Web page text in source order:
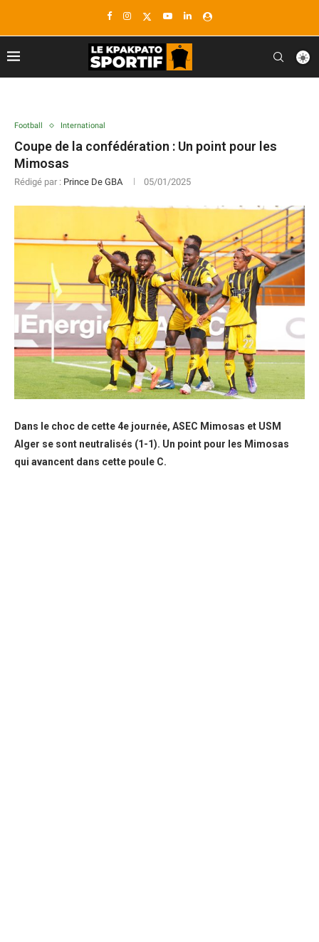
Football International
Coupe de la confédération : Un point pour les
Mimosas
Rédigé par : Prince De GBA 05/01/2025
Dans le choc de cette 4e journée, ASEC Mimosas et USM
Alger se sont neutralisés (1-1). Un point pour les Mimosas
qui avancent dans cette poule C.